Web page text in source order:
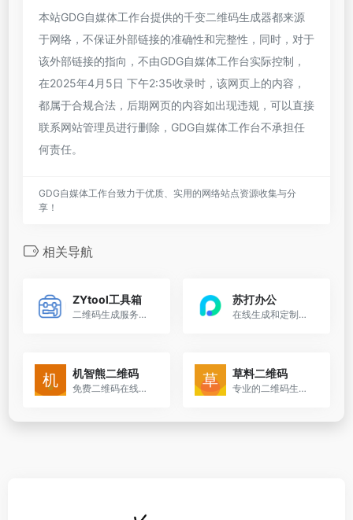
本站GDG自媒体工作台提供的千变二维码生成器都来源
于网络，不保证外部链接的准确性和完整性，同时，对于
该外部链接的指向，不由GDG自媒体工作台实际控制，
在2025年4月5日 下午2:35收录时，该网页上的内容，
都属于合规合法，后期网页的内容如出现违规，可以直接
联系网站管理员进行删除，GDG自媒体工作台不承担任
何责任。
GDG自媒体工作台致力于优质、实用的网络站点资源收集与分
享！
相关导航
ZYtool工具箱
二维码生成服务，支持静态和动态二维码的创建
苏打办公
在线生成和定制个性化的证书二维码
机智熊二维码
免费二维码在线生成工具
草料二维码
专业的二维码生成和处理平台